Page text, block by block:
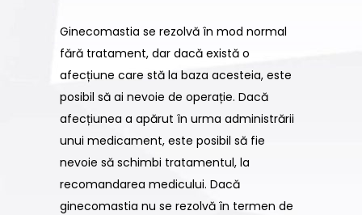
Ginecomastia se rezolvă în mod normal
fără tratament, dar dacă există o
afecțiune care stă la baza acesteia, este
posibil să ai nevoie de operație. Dacă
afecțiunea a apărut în urma administrării
unui medicament, este posibil să fie
nevoie să schimbi tratamentul, la
recomandarea medicului. Dacă
ginecomastia nu se rezolvă în termen de